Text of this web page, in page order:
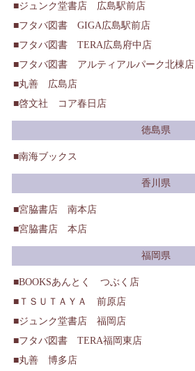
ジュンク堂書店 広島駅前店
フタバ図書 GIGA広島駅前店
フタバ図書 TERA広島府中店
フタバ図書 アルティアルパーク北棟店
丸善 広島店
啓文社 コア春日店
徳島県
南海ブックス
香川県
宮脇書店 南本店
宮脇書店 本店
福岡県
BOOKSあんとく つぶく店
ＴＳＵＴＡＹＡ 前原店
ジュンク堂書店 福岡店
フタバ図書 TERA福岡東店
丸善 博多店